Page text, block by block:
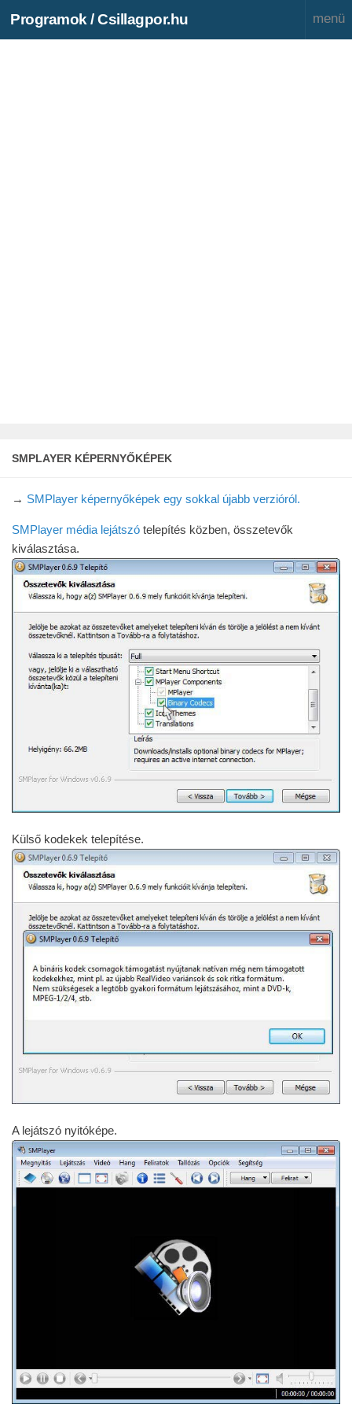
Programok / Csillagpor.hu
SMPLAYER KÉPERNYŐKÉPEK
→ SMPlayer képernyőképek egy sokkal újabb verzióról.
SMPlayer média lejátszó telepítés közben, összetevők
kiválasztása.
Külső kodekek telepítése.
A lejátszó nyitóképe.